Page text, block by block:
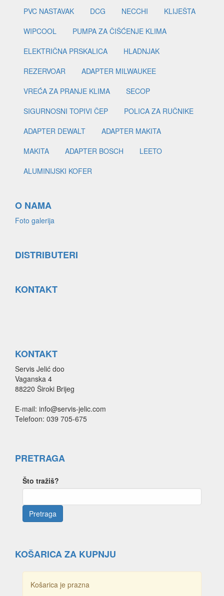
PVC NASTAVAK
DCG NECCHI
KLIJEŠTA
WIPCOOL
PUMPA ZA ČIŠĆENJE KLIMA
ELEKTRIČNA PRSKALICA
HLADNJAK
REZERVOAR
ADAPTER MILWAUKEE
VREĆA ZA PRANJE KLIMA
SECOP
SIGURNOSNI TOPIVI ČEP
POLICA ZA RUČNIKE
ADAPTER DEWALT
ADAPTER MAKITA
MAKITA
ADAPTER BOSCH
LEETO
ALUMINIJSKI KOFER
O NAMA
Foto galerija
DISTRIBUTERI
KONTAKT
KONTAKT
Servis Jelić doo
Vaganska 4
88220 Široki Brijeg
E-mail: info@servis-jelic.com
Telefoon: 039 705-675
PRETRAGA
Što tražiš?
KOŠARICA ZA KUPNJU
Košarica je prazna